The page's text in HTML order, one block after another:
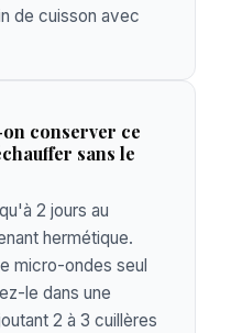
de cuisson avec
conserver ce
sans le
2 jours au
hermétique.
micro-ondes seul
le dans une
2 à 3 cuillères